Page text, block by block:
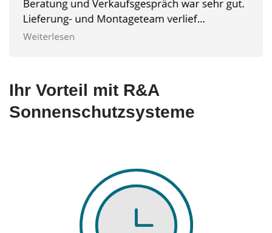
Ihr Vorteil mit R&A
Sonnenschutzsysteme